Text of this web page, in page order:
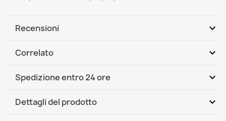
Recensioni expand_more
Correlato expand_more
Spedizione entro 24 ore expand_more
DHL / GLS International
Dettagli del prodotto expand_more